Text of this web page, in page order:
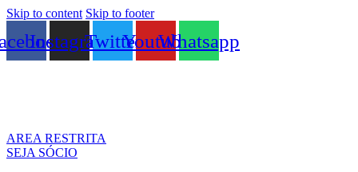
Skip to content Skip to footer
InstagramTwitterYoutubeWhatsapp
AREA RESTRITA
SEJA SÓCIO